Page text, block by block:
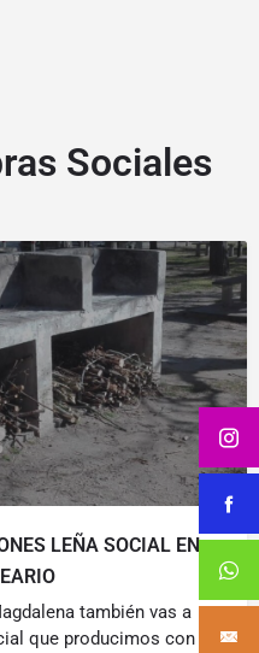
Sociales
LEÑA SOCIAL EN
también vas a
que producimos con